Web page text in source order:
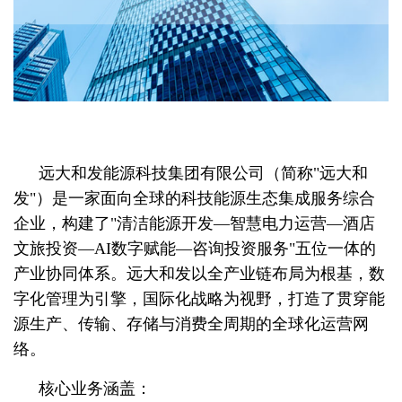
远大和发能源科技集团有限公司（简称"远大和
发"）是一家面向全球的科技能源生态集成服务综合
企业，构建了"清洁能源开发—智慧电力运营—酒店
文旅投资—AI数字赋能—咨询投资服务"五位一体的
产业协同体系。远大和发以全产业链布局为根基，数
字化管理为引擎，国际化战略为视野，打造了贯穿能
源生产、传输、存储与消费全周期的全球化运营网
络。
核心业务涵盖：